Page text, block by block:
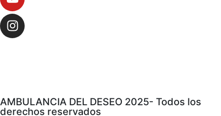
AMBULANCIA DEL DESEO 2025- Todos los
derechos reservados